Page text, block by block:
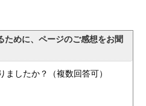
ために、ページのご感想をお聞
ましたか？（複数回答可）